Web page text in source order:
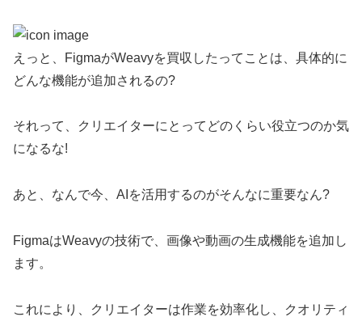
えっと、FigmaがWeavyを買収したってことは、具体的に
どんな機能が追加されるの?
それって、クリエイターにとってどのくらい役立つのか気
になるな!
あと、なんで今、AIを活用するのがそんなに重要なん?
FigmaはWeavyの技術で、画像や動画の生成機能を追加し
ます。
これにより、クリエイターは作業を効率化し、クオリティ